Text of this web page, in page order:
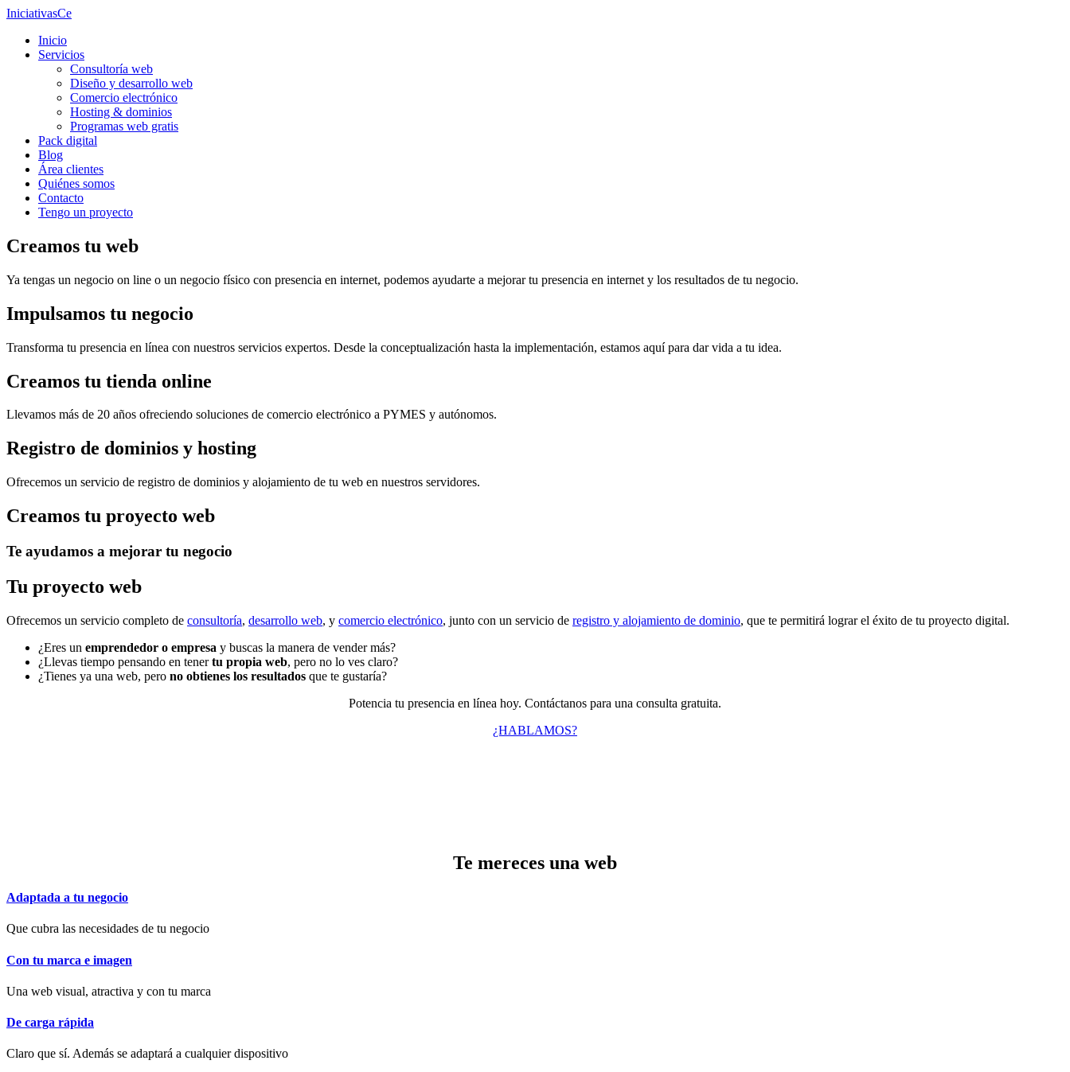
IniciativasCe
Inicio
Servicios
Consultoría web
Diseño y desarrollo web
Comercio electrónico
Hosting & dominios
Programas web gratis
Pack digital
Blog
Área clientes
Quiénes somos
Contacto
Tengo un proyecto
Creamos tu web
Ya tengas un negocio on line o un negocio físico con presencia en internet, podemos ayudarte a mejorar tu presencia en internet y los resultados de tu negocio.
Impulsamos tu negocio
Transforma tu presencia en línea con nuestros servicios expertos. Desde la conceptualización hasta la implementación, estamos aquí para dar vida a tu idea.
Creamos tu tienda online
Llevamos más de 20 años ofreciendo soluciones de comercio electrónico a PYMES y autónomos.
Registro de dominios y hosting
Ofrecemos un servicio de registro de dominios y alojamiento de tu web en nuestros servidores.
Creamos tu proyecto web
Te ayudamos a mejorar tu negocio
Tu proyecto web
Ofrecemos un servicio completo de consultoría, desarrollo web, y comercio electrónico, junto con un servicio de registro y alojamiento de dominio, que te permitirá lograr el éxito de tu proyecto digital.
¿Eres un emprendedor o empresa y buscas la manera de vender más?
¿Llevas tiempo pensando en tenertu propia web, pero no lo ves claro?
¿Tienes ya una web, pero no obtienes los resultados que te gustaría?
Potencia tu presencia en línea hoy. Contáctanos para una consulta gratuita.
¿HABLAMOS?
Te mereces una web
Adaptada a tu negocio
Que cubra las necesidades de tu negocio
Con tu marca e imagen
Una web visual, atractiva y con tu marca
De carga rápida
Claro que sí. Además se adaptará a cualquier dispositivo